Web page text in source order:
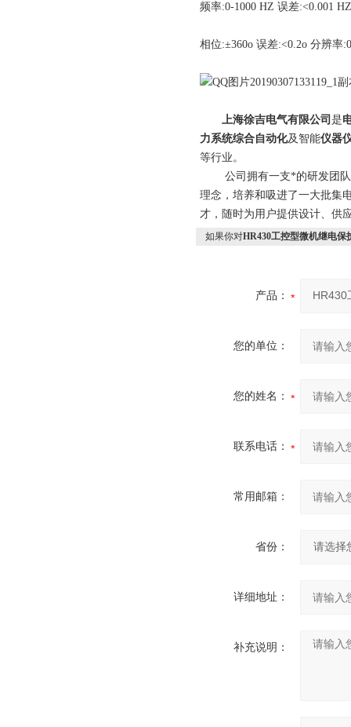
频率:0-1000 HZ 误差:<0.001
相位:±360o 误差:<0.2o 分辨率
上海徐吉电气有限公司 是
力系统综合自动化及智能仪器
等行业。
公司拥有一支*的研发团队
理念，培养和吸进了一大批集
才，随时为用户提供设计、供
如果你对HR430工控型微机继电保
产品：
您的单位：
您的姓名：
联系电话：
常用邮箱：
省份：
详细地址：
补充说明：